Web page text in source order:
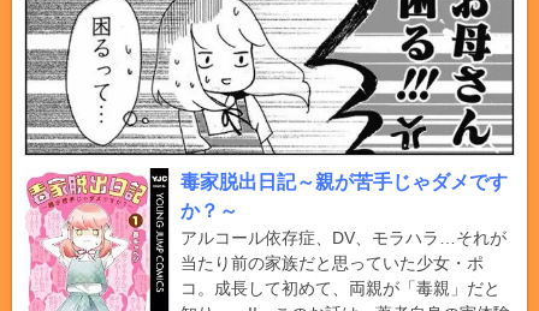
毒家脱出日記～親が苦手じゃダメです
か？～
アルコール依存症、DV、モラハラ…それが
当たり前の家族だと思っていた少女・ポ
コ。成長して初めて、両親が「毒親」だと